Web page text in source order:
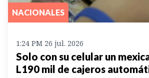
NACIONALES
1:24 PM 26 jul. 2026
Solo con su celular un
L190 mil de cajeros